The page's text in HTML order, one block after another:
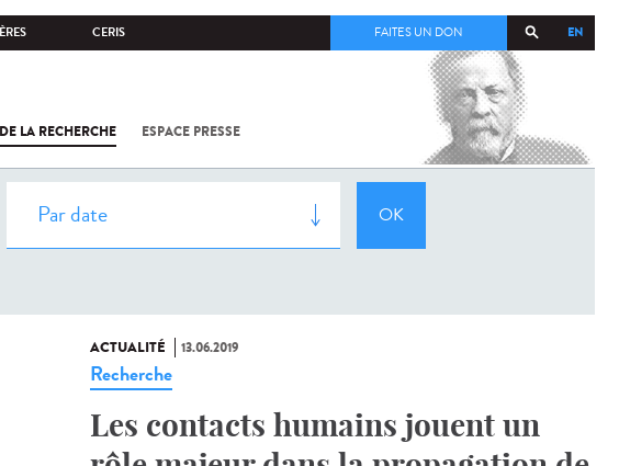
CERIS EN
FAITES UN DON
LA RECHERCHE ESPACE PRESSE
COV-2 /
L'INSTITUT
PASTEUR
ACTUALITÉ 13.06.2019
Recherche
Les contacts humains jouent un